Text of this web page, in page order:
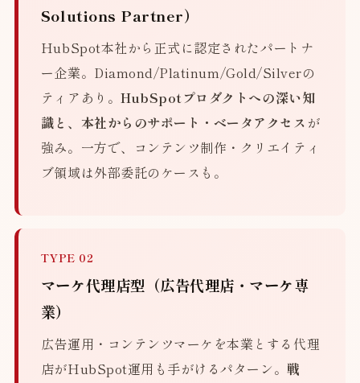
Solutions Partner）
HubSpot本社から正式に認定されたパートナ
ー企業。Diamond/Platinum/Gold/Silverの
ティアあり。HubSpotプロダクトへの深い知
識と、本社からのサポート・ベータアクセス が
強み。一方で、コンテンツ制作・クリエイティ
ブ領域は外部委託のケースも。
TYPE 02
マーケ代理店型（広告代理店・マーケ専
業）
広告運用・コンテンツマーケを本業とする代理
店がHubSpot運用も手がけるパターン。戦